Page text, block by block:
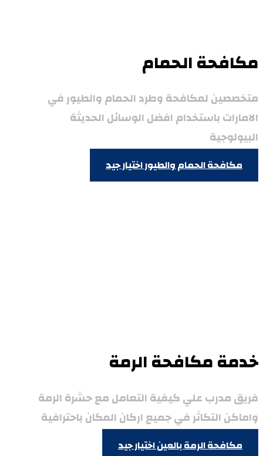
مكافحة الحمام
متخصصين لمكافحة وطرد الحمام والطيور في
الامارات باستخدام افضل الوسائل الحديثة
البيولوجية
مكافحة الحمام والطيوراختيار جيد
خدمة مكافحة الرمة
فريق مدرب علي كيفية التعامل مع حشرة الرمة
واماكن التكاثر في جميع اركان المكان باحترافية
مكافحة الرمة بالعيناختيار جيد